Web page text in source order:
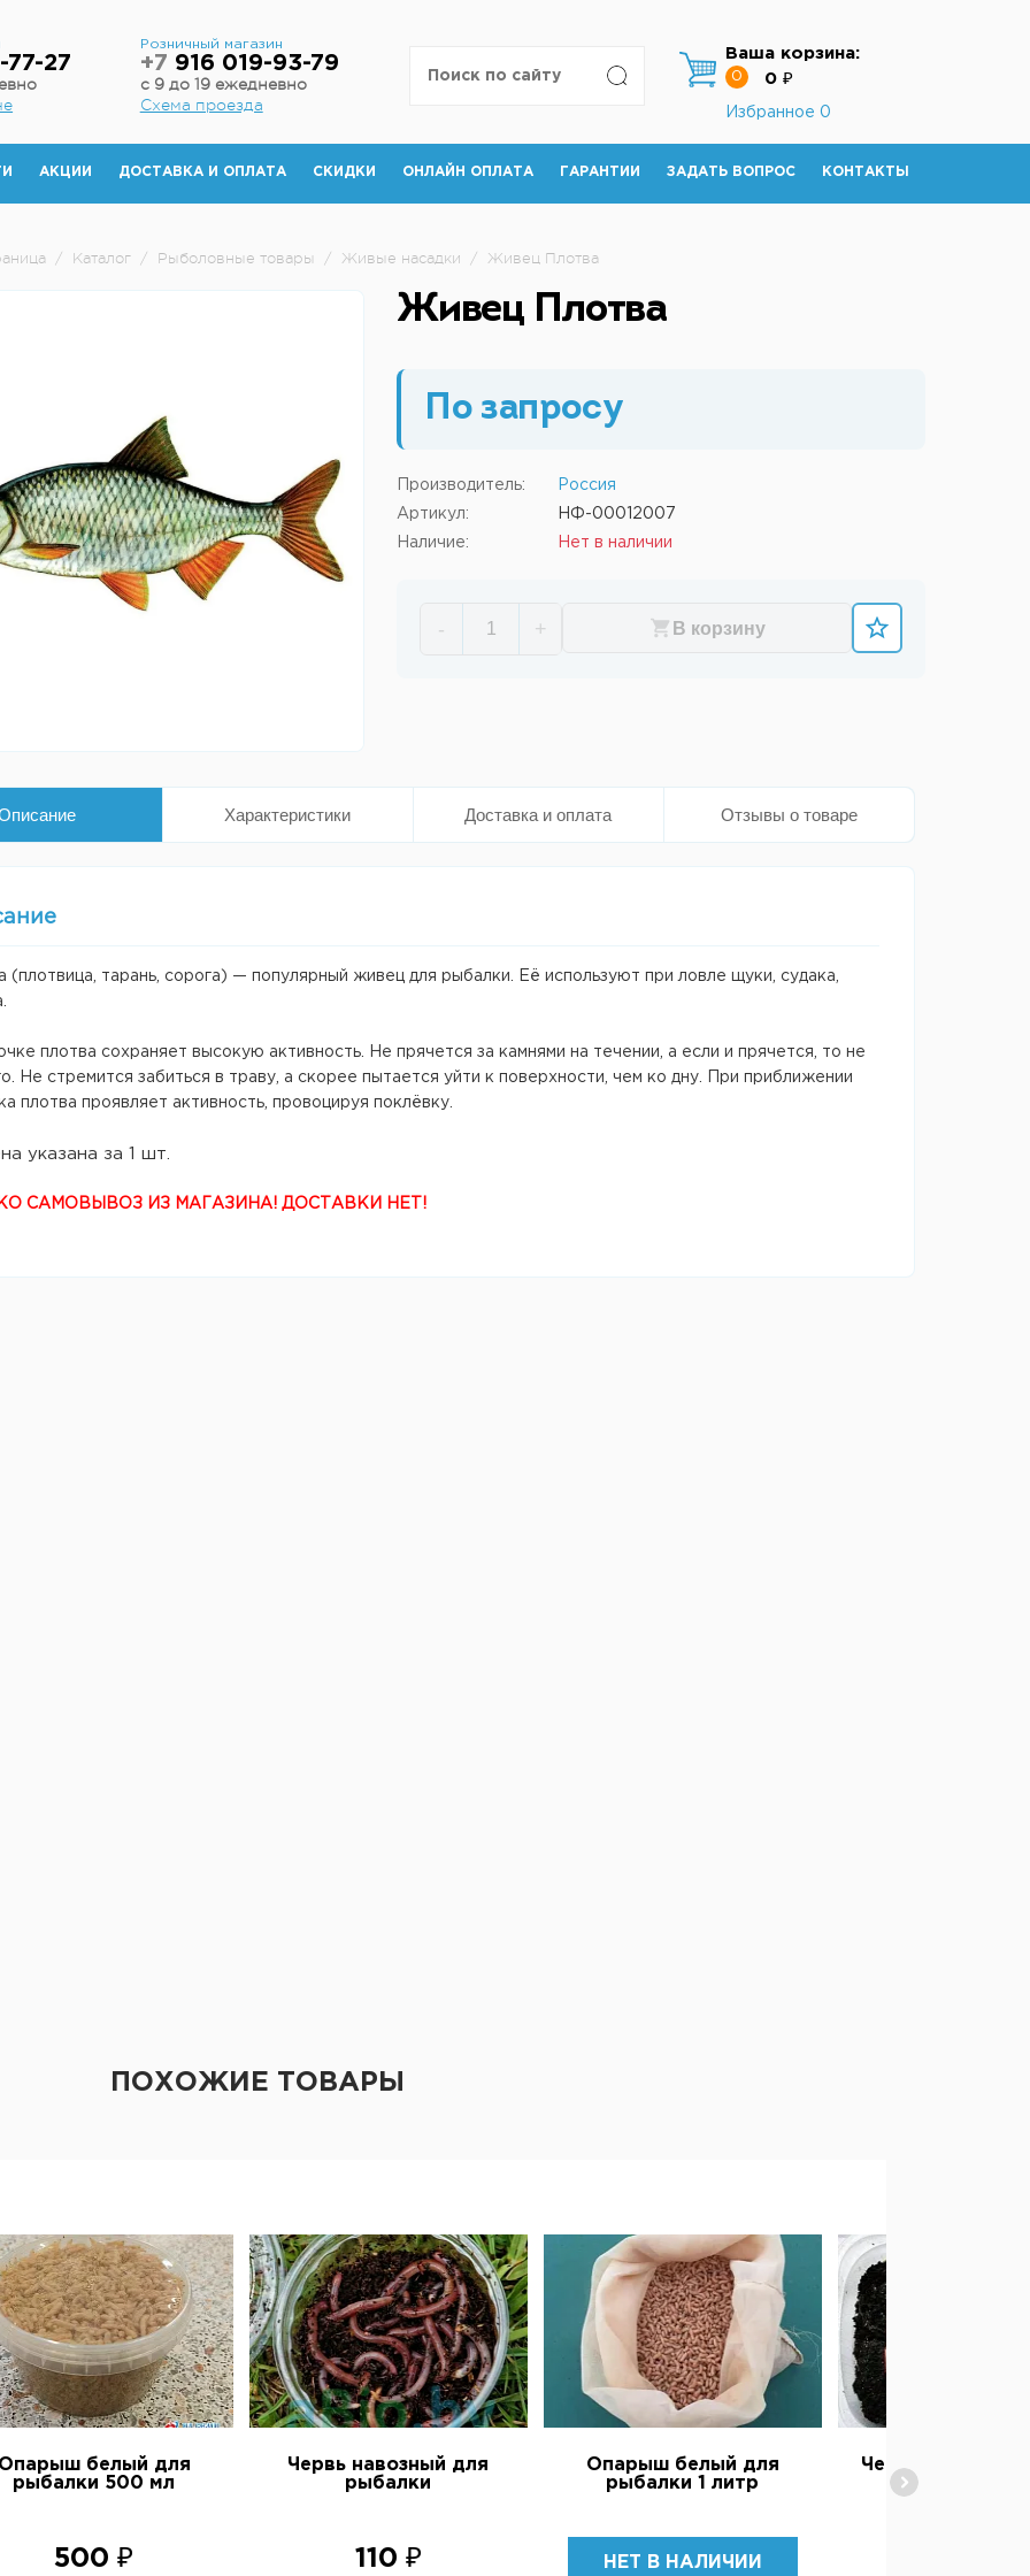
77-27
Розничный магазин
+7 916 019-93-79
с 9 до 19 ежедневно
Схема проезда
Ваша корзина:
0 0 ₽
Избранное 0
АКЦИИ ДОСТАВКА И ОПЛАТА СКИДКИ ОНЛАЙН ОПЛАТА ГАРАНТИИ ЗАДАТЬ ВОПРОС КОНТАКТЫ
/ Каталог / Рыболовные товары / Живые насадки / Живец Плотва
Живец Плотва
По запросу
Производитель: Россия
Артикул: НФ-00012007
Наличие: Нет в наличии
- + В корзину
Характеристики Доставка и оплата Отзывы о товаре
(плотвица, тарань, сорога) — популярный живец для рыбалки. Её используют при ловле щуки, судака,
плотва сохраняет высокую активность. Не прячется за камнями на течении, а если и прячется, то не
Не стремится забиться в траву, а скорее пытается уйти к поверхности, чем ко дну. При приближении
плотва проявляет активность, провоцируя поклёвку.
указана за 1 шт.
САМОВЫВОЗ ИЗ МАГАЗИНА! ДОСТАВКИ НЕТ!
ПОХОЖИЕ ТОВАРЫ
Опарыш белый для
рыбалки 500 мл
500 ₽
Червь навозный для
рыбалки
110 ₽
Опарыш белый для
рыбалки 1 литр
НЕТ В НАЛИЧИИ
Червь